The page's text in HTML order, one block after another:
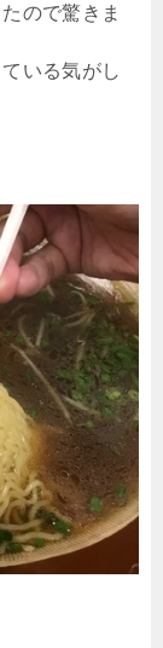
ので驚きま
いる気がし